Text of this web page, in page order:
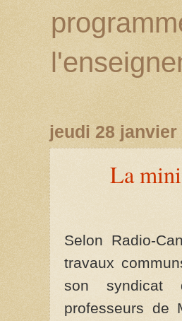
jeudi 28 janvier
La
Selon Radio-
travaux
son syndicat
professeurs de